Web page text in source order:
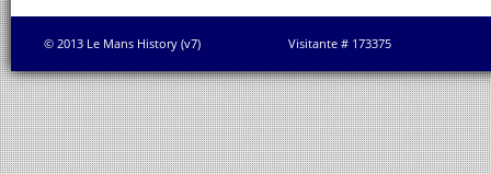
© 2013 Le Mans History (v7) Visitante # 173375